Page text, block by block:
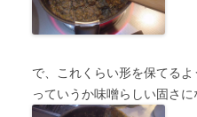
で、これくらい形を保てるよ
っていうか味噌らしい固さに